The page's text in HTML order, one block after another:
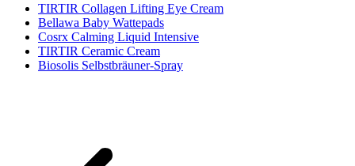
TIRTIR Collagen Lifting Eye Cream
Bellawa Baby Wattepads
Cosrx Calming Liquid Intensive
TIRTIR Ceramic Cream
Biosolis Selbstbräuner-Spray